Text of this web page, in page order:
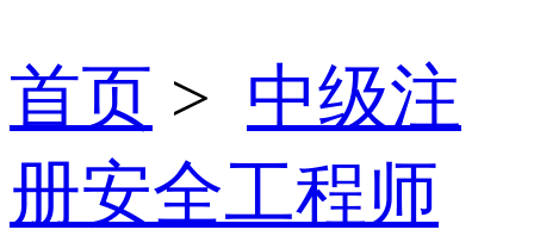
首页 > 中级注
册安全工程师